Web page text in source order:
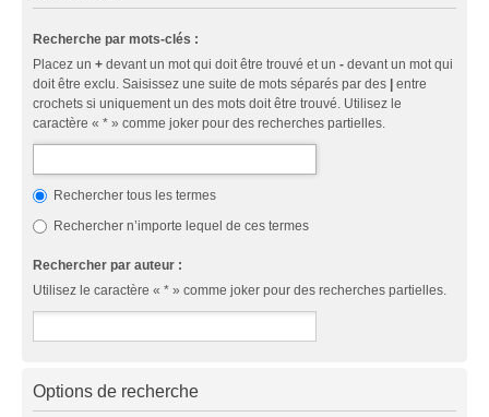
Recherche par mots-clés :
Placez un + devant un mot qui doit être trouvé et un - devant un mot qui
doit être exclu. Saisissez une suite de mots séparés par des | entre
crochets si uniquement un des mots doit être trouvé. Utilisez le
caractère « * » comme joker pour des recherches partielles.
Rechercher tous les termes
Rechercher n’importe lequel de ces termes
Rechercher par auteur :
Utilisez le caractère « * » comme joker pour des recherches partielles.
Options de recherche